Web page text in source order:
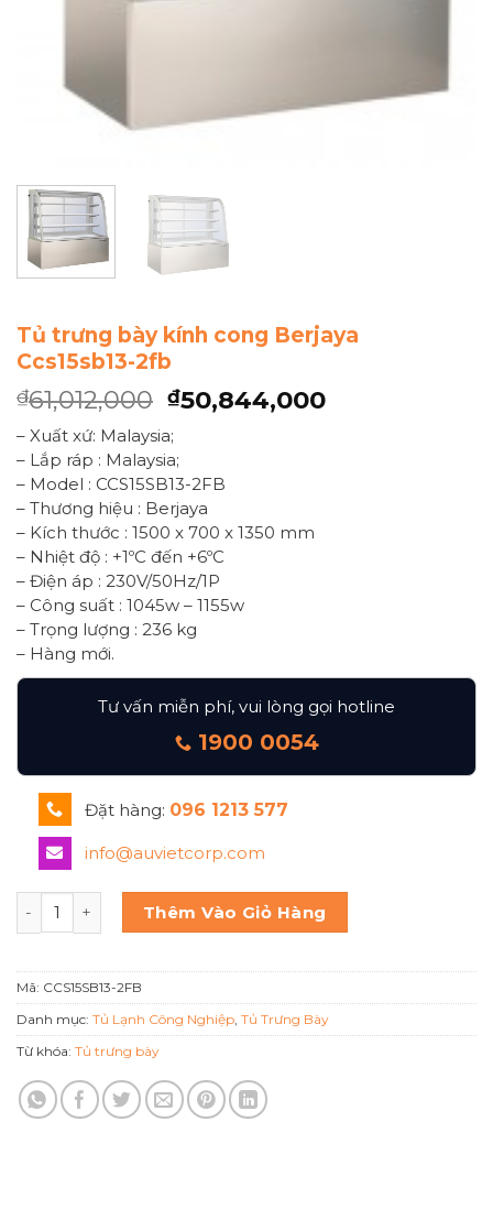
Tủ trưng bày kính cong Berjaya
Ccs15sb13-2fb
₫61,012,000 ₫50,844,000
– Xuất xứ: Malaysia;
– Lắp ráp : Malaysia;
– Model : CCS15SB13-2FB
– Thương hiệu : Berjaya
– Kích thước : 1500 x 700 x 1350 mm
– Nhiệt độ : +1ºC đến +6ºC
– Điện áp : 230V/50Hz/1P
– Công suất : 1045w – 1155w
– Trọng lượng : 236 kg
– Hàng mới.
Tư vấn miễn phí, vui lòng gọi hotline
1900 0054
Đặt hàng: 096 1213 577
info@auvietcorp.com
Tủ trưng bày kính cong Berjaya Ccs15sb13-2fb số lượng
Thêm Vào Giỏ Hàng
Mã: CCS15SB13-2FB
Danh mục: Tủ Lạnh Công Nghiệp Tủ Trưng Bày
Từ khóa: Tủ trưng bày